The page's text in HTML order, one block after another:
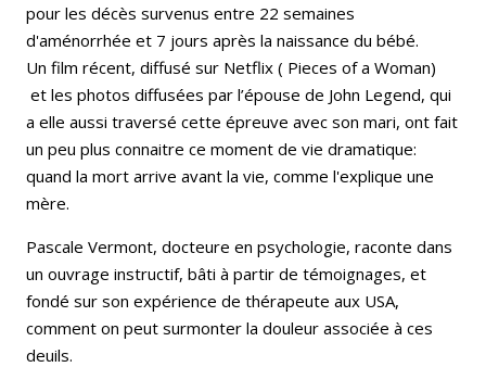
pour les décès survenus entre 22 semaines
d'aménorrhée et 7 jours après la naissance du bébé.
Un film récent, diffusé sur Netflix ( Pieces of a Woman)
et les photos diffusées par l’épouse de John Legend, qui
a elle aussi traversé cette épreuve avec son mari, ont fait
un peu plus connaitre ce moment de vie dramatique:
quand la mort arrive avant la vie, comme l'explique une
mère.
Pascale Vermont, docteure en psychologie, raconte dans
un ouvrage instructif, bâti à partir de témoignages, et
fondé sur son expérience de thérapeute aux USA,
comment on peut surmonter la douleur associée à ces
deuils.